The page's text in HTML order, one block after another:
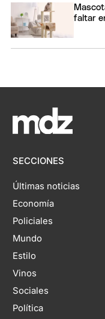
faltar
SECCIONES
Últimas noticias
Economía
Policiales
Mundo
Estilo
Vinos
Sociales
Política